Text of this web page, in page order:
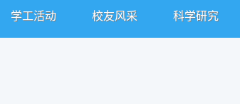
学工活动 校友风采 科学研究